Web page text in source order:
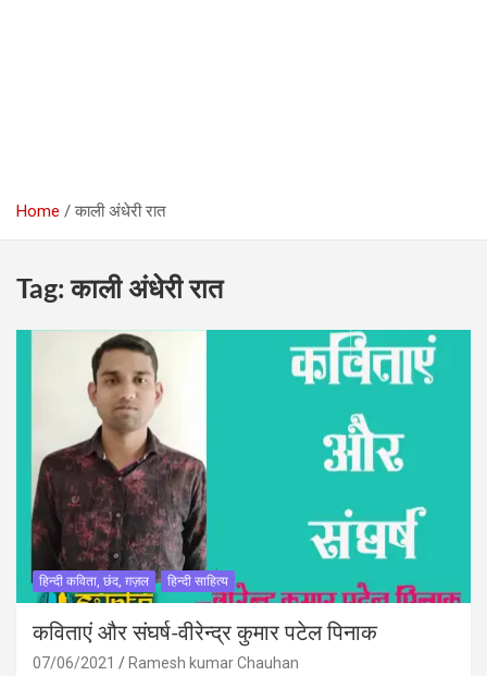
Home काली अंधेरी रात
Tag:काली अंधेरी रात
हिन्दी कविता, छंद, ग़ज़ल हिन्दी साहित्य
कविताएं और संघर्ष-वीरेन्द्र कुमार पटेल पिनाक
07/06/2021
Ramesh kumar Chauhan